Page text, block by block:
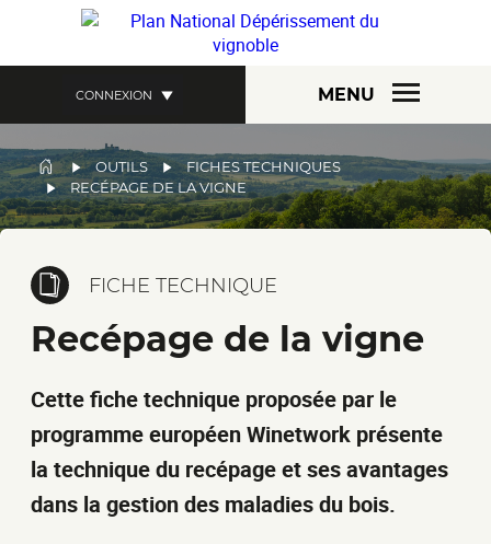
contenu
CONNEXION MENU
FIL
D'ARIANE
OUTILS
FICHES TECHNIQUES
RECÉPAGE DE LA VIGNE
FICHE TECHNIQUE
Recépage de la vigne
Cette fiche technique proposée par le
programme européen Winetwork présente
la technique du recépage et ses avantages
dans la gestion des maladies du bois.